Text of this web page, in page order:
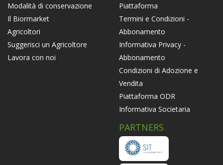
Modalità di conservazione
Il Biormarket
Agricoltori
Suggerisci un Agricoltore
Lavora con noi
Piattaforma
Termini e Condizioni -
Abbonamento
Informativa Privacy -
Abbonamento
Condizioni di Adozione e
Vendita
Piattaforma ODR
Informativa Societaria
PARTNERS